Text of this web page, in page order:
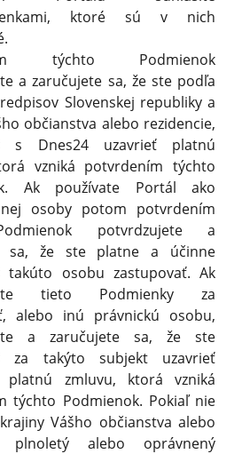
ktoré sú v nich
týchto Podmienok
a zaručujete sa, že ste podľa
Slovenskej republiky a
občianstva alebo rezidencie,
s Dnes24 uzavrieť platnú
vzniká potvrdením týchto
Ak používate Portál ako
osoby potom potvrdením
potvrdzujete a
sa, že ste platne a účinne
takúto osobu zastupovať. Ak
tieto Podmienky za
alebo inú právnickú osobu,
a zaručujete sa, že ste
za takýto subjekt uzavrieť
platnú zmluvu, ktorá vzniká
týchto Podmienok. Pokiaľ nie
Vášho občianstva alebo
plnoletý alebo oprávnený